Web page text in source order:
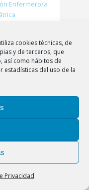
cookies técnicas, de
y de terceros, que
así como hábitos de
estadísticas del uso de la
Privacidad